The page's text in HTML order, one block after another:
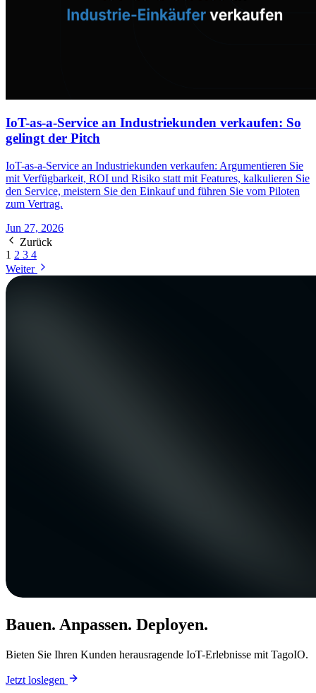
IoT-as-a-Service an Industriekunden verkaufen: So
gelingt der Pitch
IoT-as-a-Service an Industriekunden verkaufen: Argumentieren Sie
mit Verfügbarkeit, ROI und Risiko statt mit Features, kalkulieren Sie
den Service, meistern Sie den Einkauf und führen Sie vom Piloten
zum Vertrag.
Jun 27, 2026
Zurück
1 2 3 4
Weiter
Bauen. Anpassen. Deployen.
Bieten Sie Ihren Kunden herausragende IoT-Erlebnisse mit TagoIO.
Jetzt loslegen